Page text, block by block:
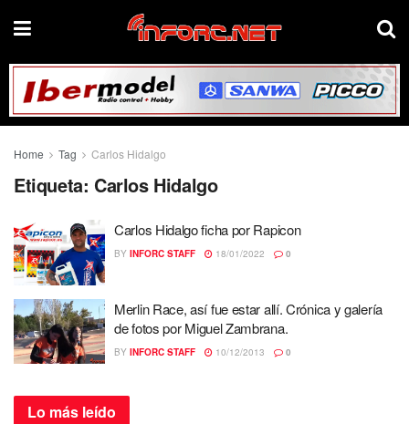
Home Tag Carlos Hidalgo
Etiqueta: Carlos Hidalgo
Carlos Hidalgo ficha por Rapicon
BY INFORC STAFF 18/01/2022 0
Merlin Race, así fue estar allí. Crónica y galería
de fotos por Miguel Zambrana.
BY INFORC STAFF 10/12/2013 0
Lo más leído